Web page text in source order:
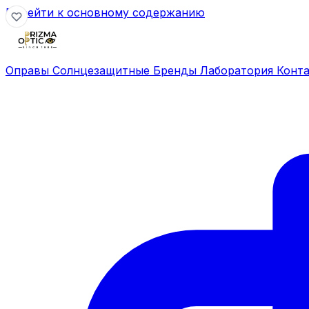
Перейти к основному содержанию
Оправы Солнцезащитные Бренды Лаборатория